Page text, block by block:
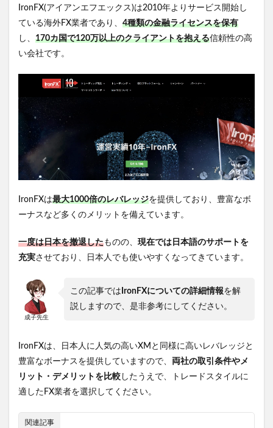
IronFX(アイアンエフエックス)は2010年よりサービス開始し
ている海外FX業者であり、 4種類の金融ライセンスを保有
し、 170カ国で120万以上のクライアントを抱える信頼性の高
い会社です。
IronFXは最大1000倍のレバレッジを提供しており、豊富なボ
ーナスなど多くのメリットを備えています。
一度は日本を撤退したものの、 現在では日本語のサポートを
充実させており、日本人でも使いやすくなってきています。
成子先生
この記事では IronFXについての詳細情報を解
説しますので、是非参考にしてください。
IronFXは、日本人に人気の高いXMと同様に高いレバレッジと
豊富なボーナスを提供していますので、 両社の取引条件やメ
リット・デメリットを比較 したうえで、トレードスタイルに
適したFX業者を選択してください。
関連記事